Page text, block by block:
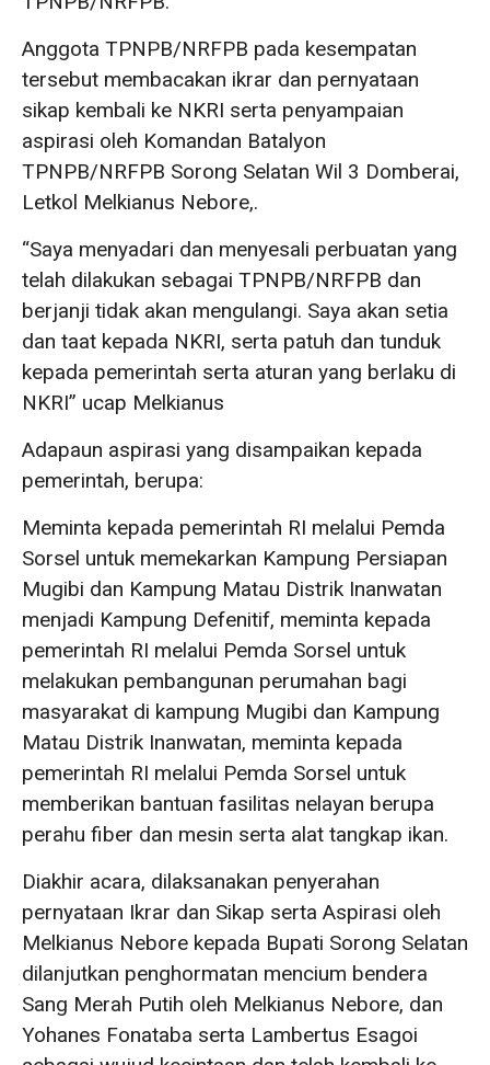
Anggota TPNPB/NRFPB pada kesempatan
tersebut membacakan ikrar dan pernyataan
sikap kembali ke NKRI serta penyampaian
aspirasi oleh Komandan Batalyon
TPNPB/NRFPB Sorong Selatan Wil 3 Domberai,
Letkol Melkianus Nebore,.
“Saya menyadari dan menyesali perbuatan yang
telah dilakukan sebagai TPNPB/NRFPB dan
berjanji tidak akan mengulangi. Saya akan setia
dan taat kepada NKRI, serta patuh dan tunduk
kepada pemerintah serta aturan yang berlaku di
NKRI” ucap Melkianus
Adapaun aspirasi yang disampaikan kepada
pemerintah, berupa:
Meminta kepada pemerintah RI melalui Pemda
Sorsel untuk memekarkan Kampung Persiapan
Mugibi dan Kampung Matau Distrik Inanwatan
menjadi Kampung Defenitif, meminta kepada
pemerintah RI melalui Pemda Sorsel untuk
melakukan pembangunan perumahan bagi
masyarakat di kampung Mugibi dan Kampung
Matau Distrik Inanwatan, meminta kepada
pemerintah RI melalui Pemda Sorsel untuk
memberikan bantuan fasilitas nelayan berupa
perahu fiber dan mesin serta alat tangkap ikan.
Diakhir acara, dilaksanakan penyerahan
pernyataan Ikrar dan Sikap serta Aspirasi oleh
Melkianus Nebore kepada Bupati Sorong Selatan
dilanjutkan penghormatan mencium bendera
Sang Merah Putih oleh Melkianus Nebore, dan
Yohanes Fonataba serta Lambertus Esagoi